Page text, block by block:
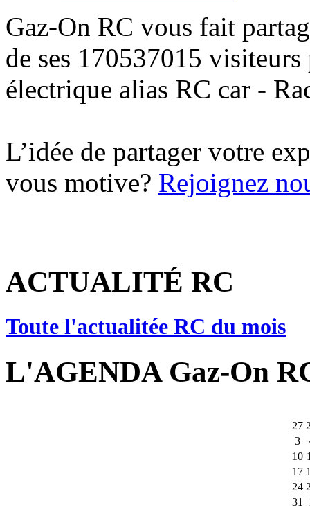
Gaz-On RC vous fait
de ses 170537015
électrique alias RC car -
L’idée de partager votre
vous motive? Rejoignez
ACTUALITÉ RC
Toute l'actualitée RC du mois
L'AGENDA Gaz-On
27
3
10
17
24
31